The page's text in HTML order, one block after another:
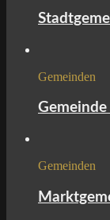
Gemeinden
Gemeinden